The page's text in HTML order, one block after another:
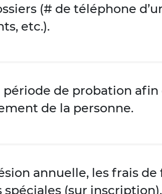
(# de téléphone
etc.).
de probation afin
de la personne.
annuelle, les frais
spéciales (sur inscription).